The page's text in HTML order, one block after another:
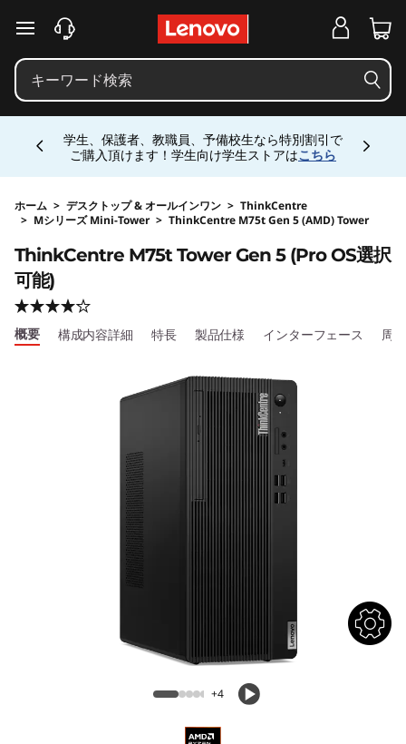
p
a
o
メインコンテンツにスキップする
学生、保護者、教職員、予備校生なら特別割引で
ご購入頂けます！学生向け学生ストアはこちら
ホーム > デスクトップ & オールインワン > ThinkCentre
> Mシリーズ Mini-Tower > ThinkCentre M75t Gen 5 (AMD) Tower
ThinkCentre M75t Tower Gen 5 (Pro OS選択
可能)
概要 構成内容詳細 特長 製品仕様 インターフェース 周
+4